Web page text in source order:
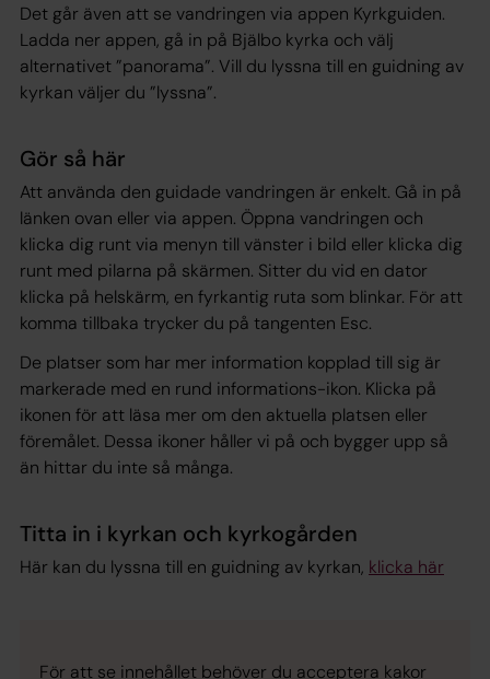
Det går även att se vandringen via appen Kyrkguiden.
Ladda ner appen, gå in på Bjälbo kyrka och välj
alternativet ”panorama”. Vill du lyssna till en guidning av
kyrkan väljer du ”lyssna”.
Gör så här
Att använda den guidade vandringen är enkelt. Gå in på
länken ovan eller via appen. Öppna vandringen och
klicka dig runt via menyn till vänster i bild eller klicka dig
runt med pilarna på skärmen. Sitter du vid en dator
klicka på helskärm, en fyrkantig ruta som blinkar. För att
komma tillbaka trycker du på tangenten Esc.
De platser som har mer information kopplad till sig är
markerade med en rund informations-ikon. Klicka på
ikonen för att läsa mer om den aktuella platsen eller
föremålet. Dessa ikoner håller vi på och bygger upp så
än hittar du inte så många.
Titta in i kyrkan och kyrkogården
Här kan du lyssna till en guidning av kyrkan, klicka här
För att se innehållet behöver du acceptera kakor